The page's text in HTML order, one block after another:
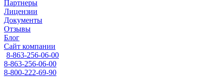
Партнеры
Лицензии
Документы
Отзывы
Блог
Сайт компании
8-863-256-06-00
8-863-256-06-00
8-800-222-69-90